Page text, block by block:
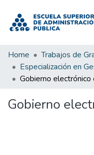
Home Trabajos de
Gobierno